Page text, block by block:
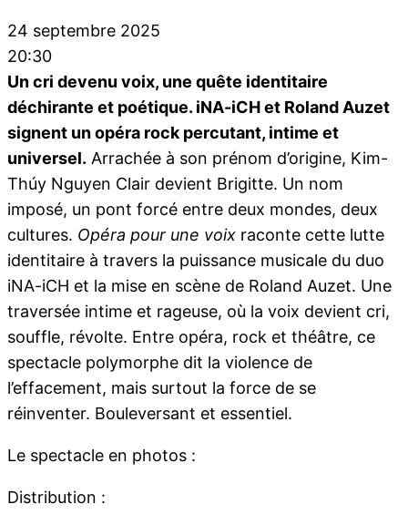
24 septembre 2025
20:30
Un cri devenu voix, une quête identitaire
déchirante et poétique. iNA-iCH et Roland Auzet
signent un opéra rock percutant, intime et
universel. Arrachée à son prénom d’origine, Kim-
Thúy Nguyen Clair devient Brigitte. Un nom
imposé, un pont forcé entre deux mondes, deux
cultures. Opéra pour une voix raconte cette lutte
identitaire à travers la puissance musicale du duo
iNA-iCH et la mise en scène de Roland Auzet. Une
traversée intime et rageuse, où la voix devient cri,
souffle, révolte. Entre opéra, rock et théâtre, ce
spectacle polymorphe dit la violence de
l’effacement, mais surtout la force de se
réinventer. Bouleversant et essentiel.
Le spectacle en photos :
Distribution :